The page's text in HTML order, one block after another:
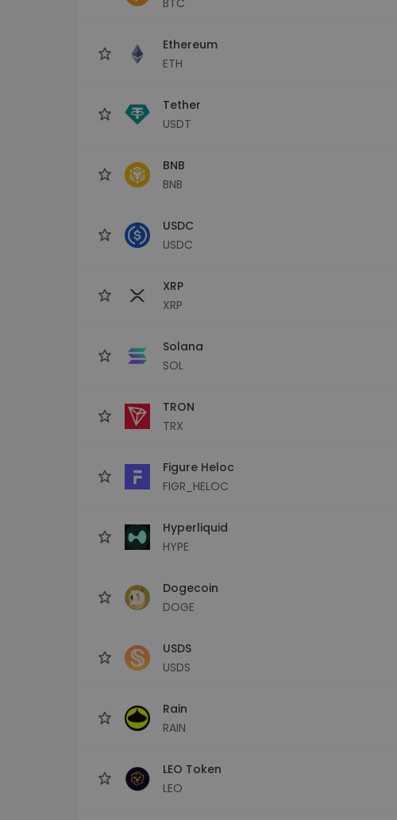
Ethereum
ETH
Tether
USDT
BNB
BNB
USDC
USDC
XRP
XRP
Solana
SOL
TRON
TRX
Figure Heloc
FIGR_HELOC
Hyperliquid
HYPE
Dogecoin
DOGE
USDS
USDS
Rain
RAIN
LEO Token
LEO